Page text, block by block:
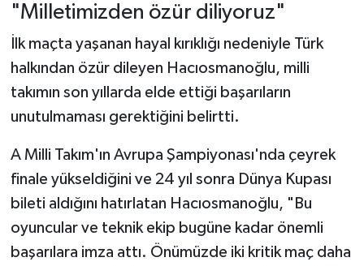
"Milletimizden özür diliyoruz"
İlk maçta yaşanan hayal kırıklığı nedeniyle Türk
halkından özür dileyen Hacıosmanoğlu, milli
takımın son yıllarda elde ettiği başarıların
unutulmaması gerektiğini belirtti.
A Milli Takım'ın Avrupa Şampiyonası'nda çeyrek
finale yükseldiğini ve 24 yıl sonra Dünya Kupası
bileti aldığını hatırlatan Hacıosmanoğlu, "Bu
oyuncular ve teknik ekip bugüne kadar önemli
başarılara imza attı. Önümüzde iki kritik maç daha